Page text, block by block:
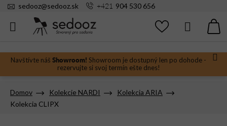
Prejsť
Navštívte náš Showroom! Showroom je dostupný len po dohode -
rezervujte si svoj termín ešte dnes!
sedooz@sedooz.sk +421 904 530 656
Hľadať
Domov Kolekcie NARDI
Kolekcia ARIA
Kolekcia CLIPX